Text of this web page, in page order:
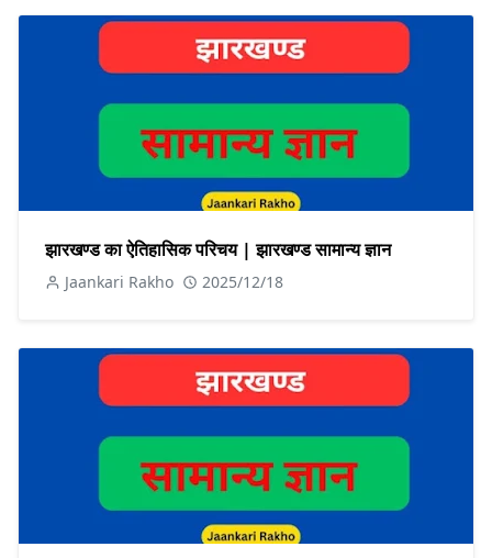
झारखण्ड का ऐतिहासिक परिचय | झारखण्ड सामान्य ज्ञान
Jaankari Rakho 2025/12/18